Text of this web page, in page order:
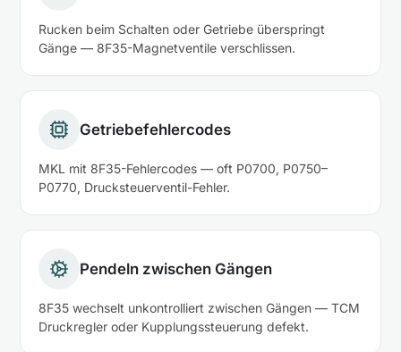
Rucken beim Schalten oder Getriebe überspringt
Gänge — 8F35-Magnetventile verschlissen.
Getriebefehlercodes
MKL mit 8F35-Fehlercodes — oft P0700, P0750–
P0770, Drucksteuerventil-Fehler.
Pendeln zwischen Gängen
8F35 wechselt unkontrolliert zwischen Gängen — TCM
Druckregler oder Kupplungssteuerung defekt.